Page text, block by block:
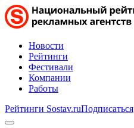
Новости
Рейтинги
Фестивали
Компании
Работы
Рейтинги Sostav.ruПодписаться